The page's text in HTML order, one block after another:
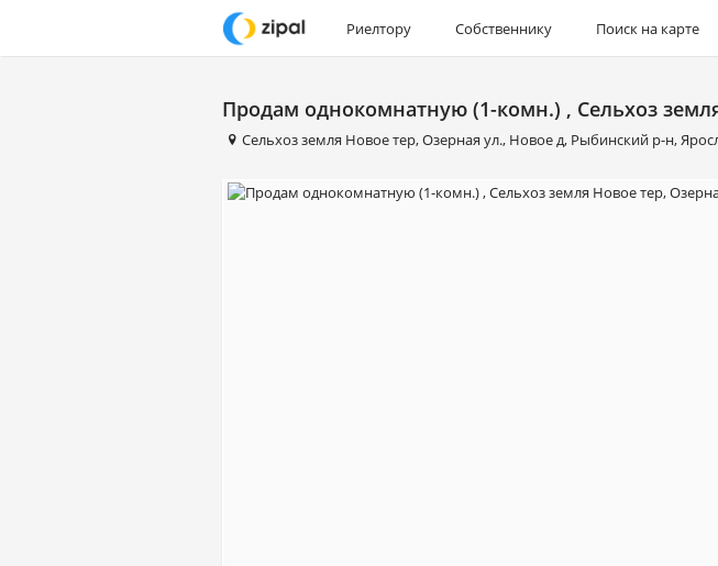
Риелтору Собственнику Поиск на карте
Продам однокомнатную (1-комн.) , Сельхоз
Сельхоз земля Новое тер,Озерная ул., Новое д, Рыбинский р-н,